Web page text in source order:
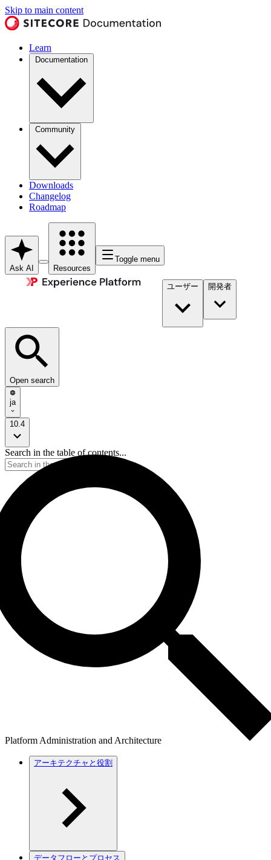
Skip to main content
Learn
Documentation
Community
Downloads
Changelog
Roadmap
Ask AI Resources
Toggle menu
ユーザー 開発者​
Open search
ja
10.4
Search in the table of contents...
Platform Administration and Architecture
アーキテクチャと役割
データフローとプロセス